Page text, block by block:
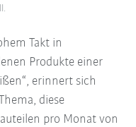
Takt in
Produkte einer
erinnert sich
diese
pro Monat von